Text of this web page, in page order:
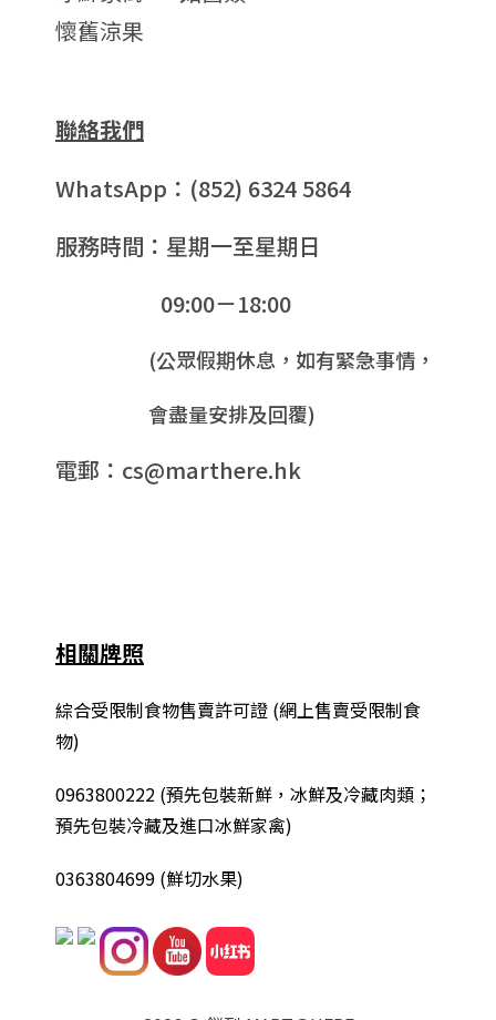
懷舊涼果
聯絡我們
WhatsApp：(852) 6324 5864
服務時間：星期一至星期日
09:00－18:00
(公眾假期休息，如有緊急事情，
會盡量安排及回覆)
電郵：cs@marthere.hk
相關牌照
綜合受限制食物售賣許可證 (網上售賣受限制食
物)
0963800222 (預先包裝新鮮，冰鮮及冷藏肉類；
預先包裝冷藏及進口冰鮮家禽)
0363804699 (鮮切水果)